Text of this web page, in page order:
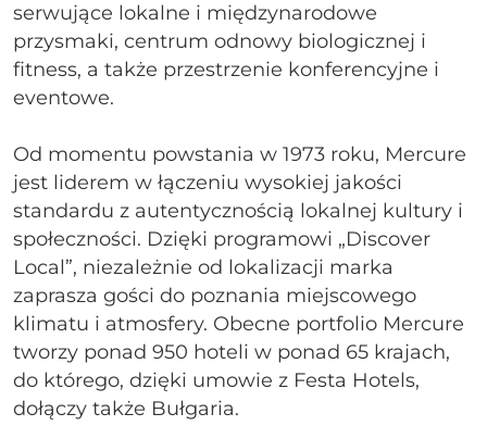
serwujące lokalne i międzynarodowe
przysmaki, centrum odnowy biologicznej i
fitness, a także przestrzenie konferencyjne i
eventowe.
Od momentu powstania w 1973 roku, Mercure
jest liderem w łączeniu wysokiej jakości
standardu z autentycznością lokalnej kultury i
społeczności. Dzięki programowi „Discover
Local”, niezależnie od lokalizacji marka
zaprasza gości do poznania miejscowego
klimatu i atmosfery. Obecne portfolio Mercure
tworzy ponad 950 hoteli w ponad 65 krajach,
do którego, dzięki umowie z Festa Hotels,
dołączy także Bułgaria.